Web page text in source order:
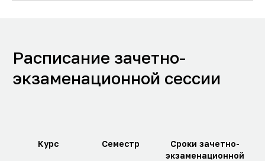
Курс Семестр
Сроки зачетно-
экзаменационной
Практика